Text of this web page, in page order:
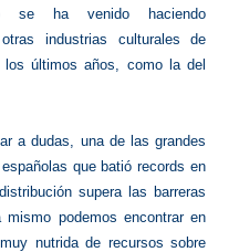
se ha venido haciendo
industrias culturales de
los últimos años, como la del
a dudas, una de las grandes
que batió records en
supera las barreras
podemos encontrar en
nutrida de recursos sobre